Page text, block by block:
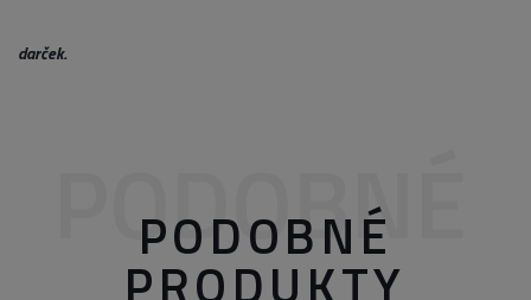
darček.
PODOBNÉ
PODOBNÉ
PRODUKTY